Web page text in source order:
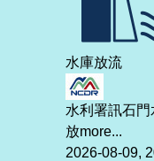
水庫放流
水利署訊石
放more...
2026-08-09,